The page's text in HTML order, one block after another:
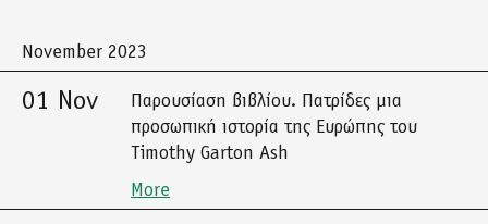
November 2023
01 Nov
Παρουσίαση βιβλίου. Πατρίδες μια
προσωπική ιστορία της Ευρώπης του
Timothy Garton Ash
More